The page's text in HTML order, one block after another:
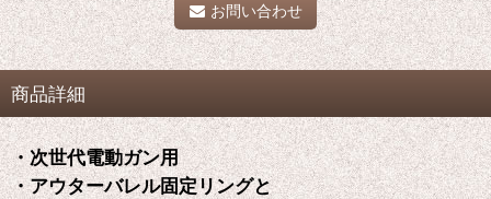
お問い合わせ
商品詳細
・次世代電動ガン用
・アウターバレル固定リングと